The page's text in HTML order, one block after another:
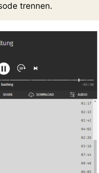
trennen.